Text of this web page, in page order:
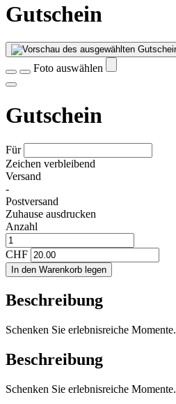
Gutschein
Foto auswählen
Gutschein
Für
Zeichen verbleibend
Versand
-
Postversand
Zuhause ausdrucken
Anzahl
CHF
In den Warenkorb legen
Beschreibung
Schenken Sie erlebnisreiche Momente.
Beschreibung
Schenken Sie erlebnisreiche Momente.